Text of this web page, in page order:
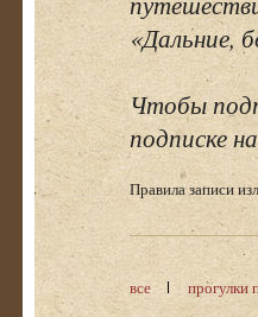
«Дальние,
Чтобы
подписке
Правила записи
все прогулки